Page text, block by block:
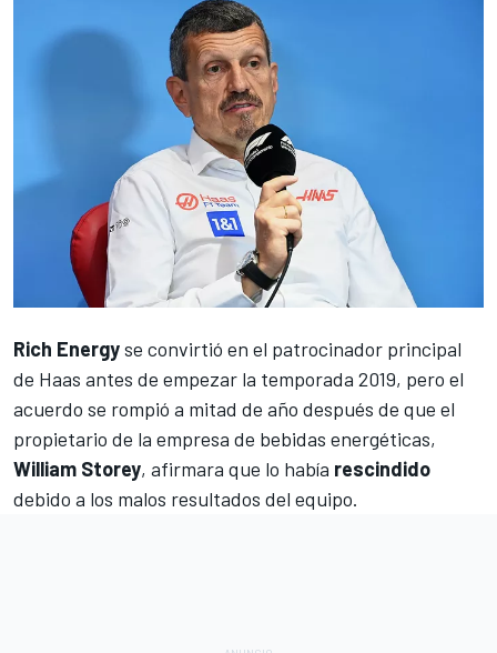
Rich Energyse convirtió en el patrocinador principal
de Haas antes de empezar la temporada 2019, pero el
acuerdo se rompió a mitad de año después de que el
propietario de la empresa de bebidas energéticas,
William Storey, afirmara que lo había rescindido
debido a los malos resultados del equipo.